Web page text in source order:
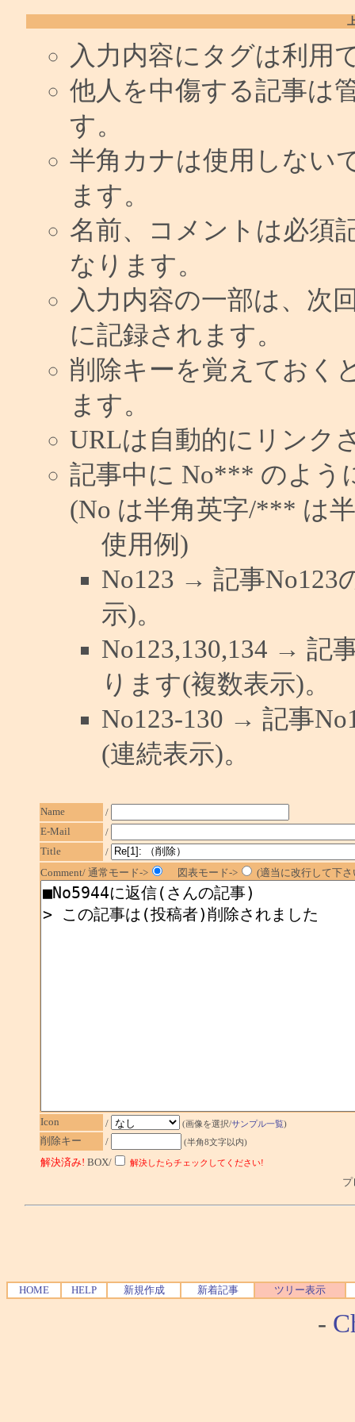
入力内容にタグは利用
他人を中傷する記事は
す。
半角カナは使用しない
ます。
名前、コメントは必須
なります。
入力内容の一部は、次
に記録されます。
削除キーを覚えておく
ます。
URLは自動的にリンク
記事中に No*** のよう
(No は半角英字/*** は
使用例)
No123 → 記事No123
示)。
No123,130,134 → 記
ります(複数表示)。
No123-130 → 記事
(連続表示)。
Name
/
E-Mail
/
Title
/
Comment/ 通常モード->
図表モード-> (適当に改行して下
Icon / (画像を選択/サンプル一覧)
削除キー / (半角8文字以内)
解決済み! BOX/ 解決したらチェックしてください!
プ
HOME HELP 新規作成 新着記事 ツリー表示
-